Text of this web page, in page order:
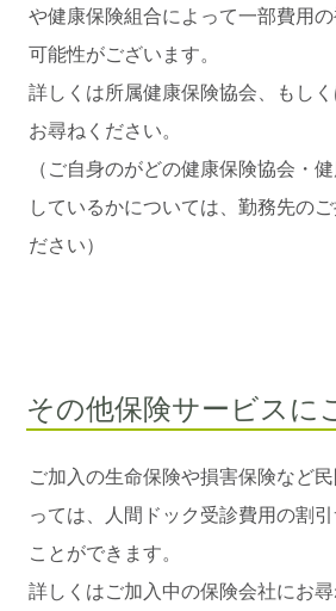
や健康保険組合によって一部費用
可能性がございます。
詳しくは所属健康保険協会、もし
お尋ねください。
（ご自身のがどの健康保険協会・
しているかについては、勤務先の
ださい）
その他保険サービスに
ご加入の生命保険や損害保険など
っては、人間ドック受診費用の割
ことができます。
詳しくはご加入中の保険会社にお尋